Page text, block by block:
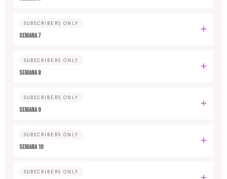
SUBSCRIBERS ONLY
Semana 7
SUBSCRIBERS ONLY
Semana 8
SUBSCRIBERS ONLY
Semana 9
SUBSCRIBERS ONLY
Semana 10
SUBSCRIBERS ONLY